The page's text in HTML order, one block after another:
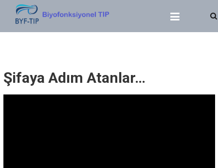
BIYOFONKSIYONEL TIP
Dr. Yasin SERT
Şifaya Adım Atanlar…